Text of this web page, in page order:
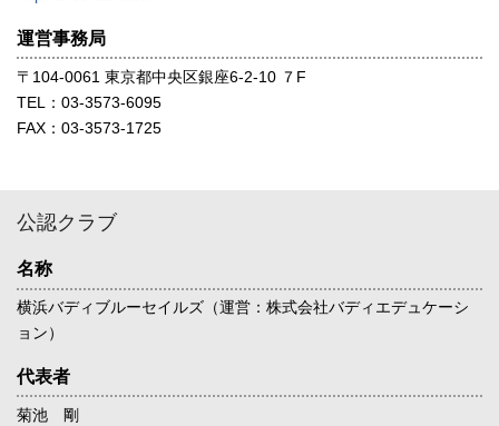
運営事務局
〒104-0061 東京都中央区銀座6-2-10 ７F
TEL：03-3573-6095
FAX：03-3573-1725
公認クラブ
名称
横浜バディブルーセイルズ（運営：株式会社バディエデュケーシ
ョン）
代表者
菊池 剛